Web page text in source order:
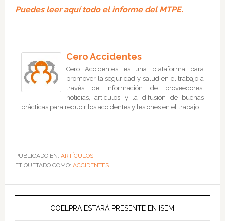
Puedes leer aquí todo el informe del MTPE.
Cero Accidentes
Cero Accidentes es una plataforma para
promover la seguridad y salud en el trabajo a
través de información de proveedores,
noticias, artículos y la difusión de buenas
prácticas para reducir los accidentes y lesiones en el trabajo.
PUBLICADO EN: ARTÍCULOS
ETIQUETADO COMO: ACCIDENTES
COELPRA ESTARÁ PRESENTE EN ISEM